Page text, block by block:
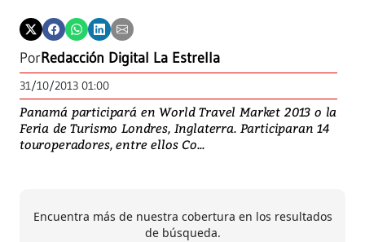
PorRedacción Digital La Estrella
31/10/2013 01:00
Panamá participará en World Travel Market 2013 o la
Feria de Turismo Londres, Inglaterra. Participaran 14
touroperadores, entre ellos Co...
Encuentra más de nuestra cobertura en los resultados
de búsqueda.